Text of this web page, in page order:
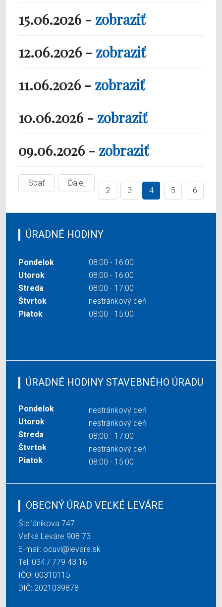
15.06.2026 - zobraziť
12.06.2026 - zobraziť
11.06.2026 - zobraziť
10.06.2026 - zobraziť
09.06.2026 - zobraziť
Späť Ďalej
2 3 4 5 6
ÚRADNÉ HODINY
Pondelok
08:00 - 16:00
Utorok
08:00 - 16:00
Streda
08:00 - 17:00
Štvrtok
nestránkový deň
Piatok
08:00 - 15:00
ÚRADNÉ HODINY STAVEBNÉHO ÚRADU
Pondelok
nestránkový deň
Utorok
nestránkový deň
Streda
08:00 - 17:00
Štvrtok
nestránkový deň
Piatok
08:00 - 15:00
OBECNÝ ÚRAD VEĽKÉ LEVÁRE
Štefánikova 747
Veľké Leváre 908 73
E-mail: ocuvl@levare.sk
Tel: 034 / 779 43 16
IČO: 00310115
DIČ: 2021039878